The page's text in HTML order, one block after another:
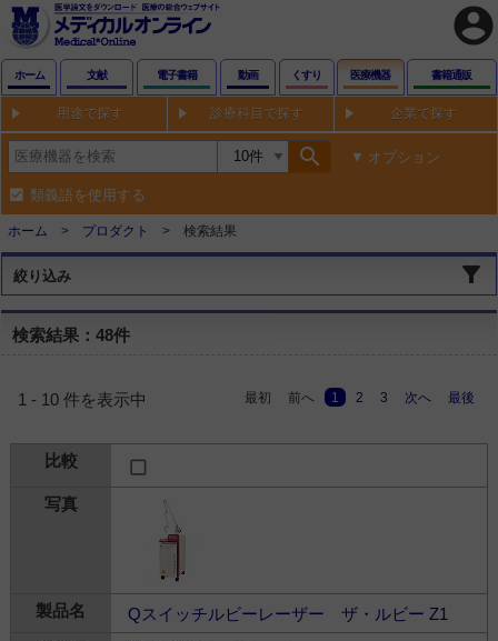
account_circle
ホーム 文献 電子書籍 動画 くすり 医療機器 書籍通販
用途で探す 診療科目で探す 企業で探す
search オプション
類義語を使用する
ホーム プロダクト 検索結果
絞り込み
検索結果：48件
1 - 10 件を表示中 最初 前へ 1 2 3 次へ 最後
Qスイッチルビーレーザー ザ・ルビー Z1